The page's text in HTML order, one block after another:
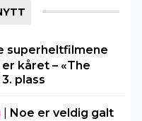
superheltfilmene
kåret – «The
plass
| Noe er veldig galt